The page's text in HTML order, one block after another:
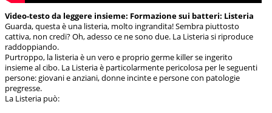
Video-testo da leggere insieme: Formazione sui batteri: Listeria
Guarda, questa è una listeria, molto ingrandita! Sembra piuttosto
cattiva, non credi? Oh, adesso ce ne sono due. La Listeria si riproduce
raddoppiando.
Purtroppo, la listeria è un vero e proprio germe killer se ingerito
insieme al cibo. La Listeria è particolarmente pericolosa per le seguenti
persone: giovani e anziani, donne incinte e persone con patologie
pregresse.
La Listeria può: